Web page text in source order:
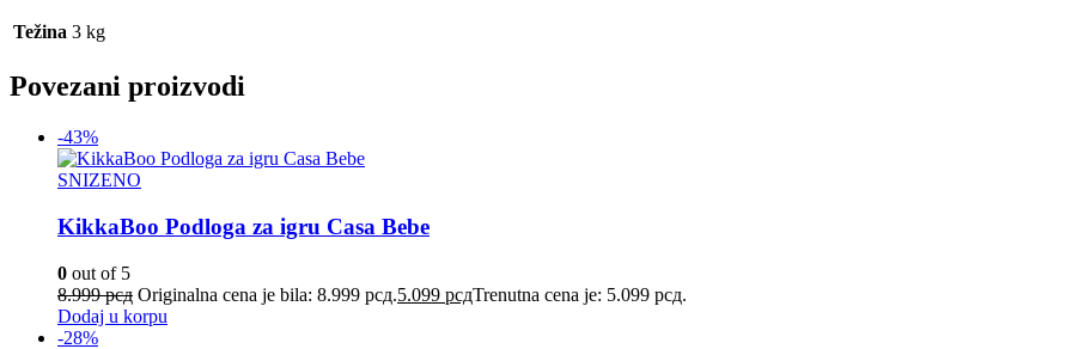
Težina 3 kg
Povezani proizvodi
-43%
SNIZENO
KikkaBoo Podloga za igru Casa Bebe
0 out of 5
8.999рсд Originalna cena je bila: 8.999 рсд.5.099 рсдTrenutna cena je: 5.099 рсд.
Dodaj u korpu
-28%